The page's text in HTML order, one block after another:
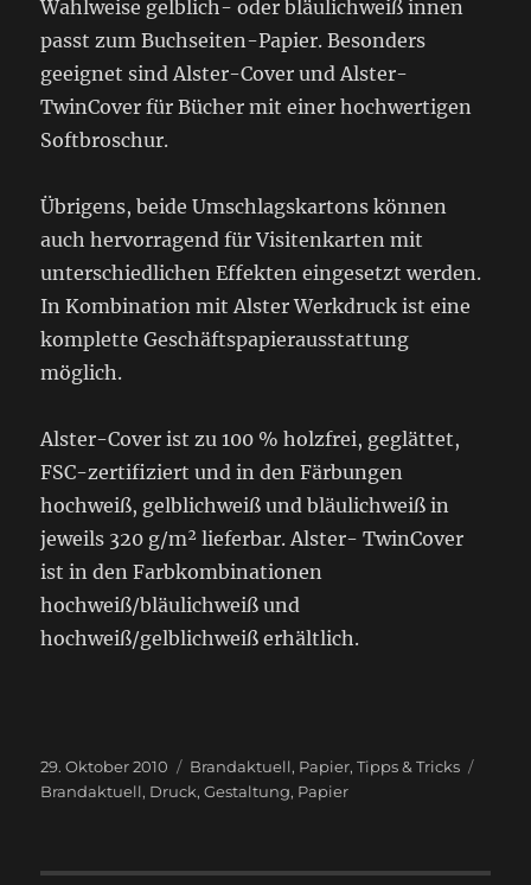
Wahlweise gelblich- oder bläulichweiß innen
passt zum Buchseiten-Papier. Besonders
geeignet sind Alster-Cover und Alster-
TwinCover für Bücher mit einer hochwertigen
Softbroschur.
Übrigens, beide Umschlagskartons können
auch hervorragend für Visitenkarten mit
unterschiedlichen Effekten eingesetzt werden.
In Kombination mit Alster Werkdruck ist eine
komplette Geschäftspapierausstattung
möglich.
Alster-Cover ist zu 100 % holzfrei, geglättet,
FSC-zertifiziert und in den Färbungen
hochweiß, gelblichweiß und bläulichweiß in
jeweils 320 g/m² lieferbar. Alster- TwinCover
ist in den Farbkombinationen
hochweiß/bläulichweiß und
hochweiß/gelblichweiß erhältlich.
Veröffentlicht
am
29. Oktober 2010 Kategorien
Brandaktuell, Papier,Tipps & Tricks
Brandaktuell, Druck,Gestaltung, Papier